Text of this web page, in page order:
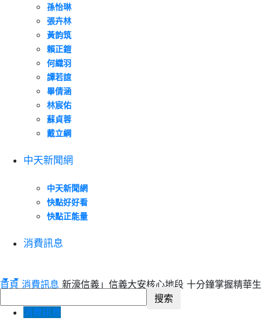
孫怡琳
張卉林
黃韵筑
賴正鎧
何織羽
譚若誼
畢倩涵
林宸佑
蘇貞蓉
戴立綱
中天新聞網
中天新聞網
快點好好看
快點正能量
消費訊息
首頁 消費訊息 新濠信義」信義大安核心地段 十分鐘掌握精華生
消費訊息